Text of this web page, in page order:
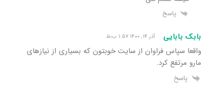
پاسخ
بابک بابایی آذر ۱۴, ۱۴۰۰ ۱:۵۷ ب٫ظ
واقعا سپاس فراوان از سایت خوبتون که بسیاری از نیازهای
مارو مرتفع کرد.
پاسخ